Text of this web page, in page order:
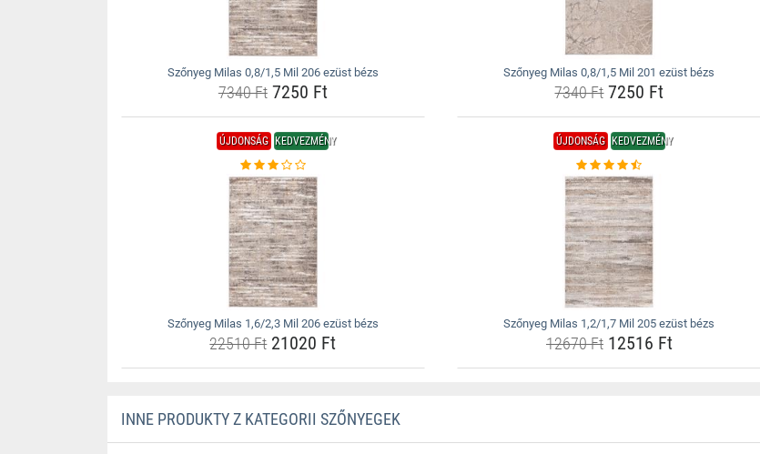
Szőnyeg Milas 0,8/1,5 Mil 206 ezüst bézs
7340 Ft7250 Ft
Szőnyeg Milas 0,8/1,5 Mil 201 ezüst bézs
7340 Ft7250 Ft
ÚJDONSÁG KEDVEZMÉNY
Szőnyeg Milas 1,6/2,3 Mil 206 ezüst bézs
22510 Ft21020 Ft
ÚJDONSÁG KEDVEZMÉNY
Szőnyeg Milas 1,2/1,7 Mil 205 ezüst bézs
12670 Ft12516 Ft
INNE PRODUKTY Z KATEGORII SZŐNYEGEK